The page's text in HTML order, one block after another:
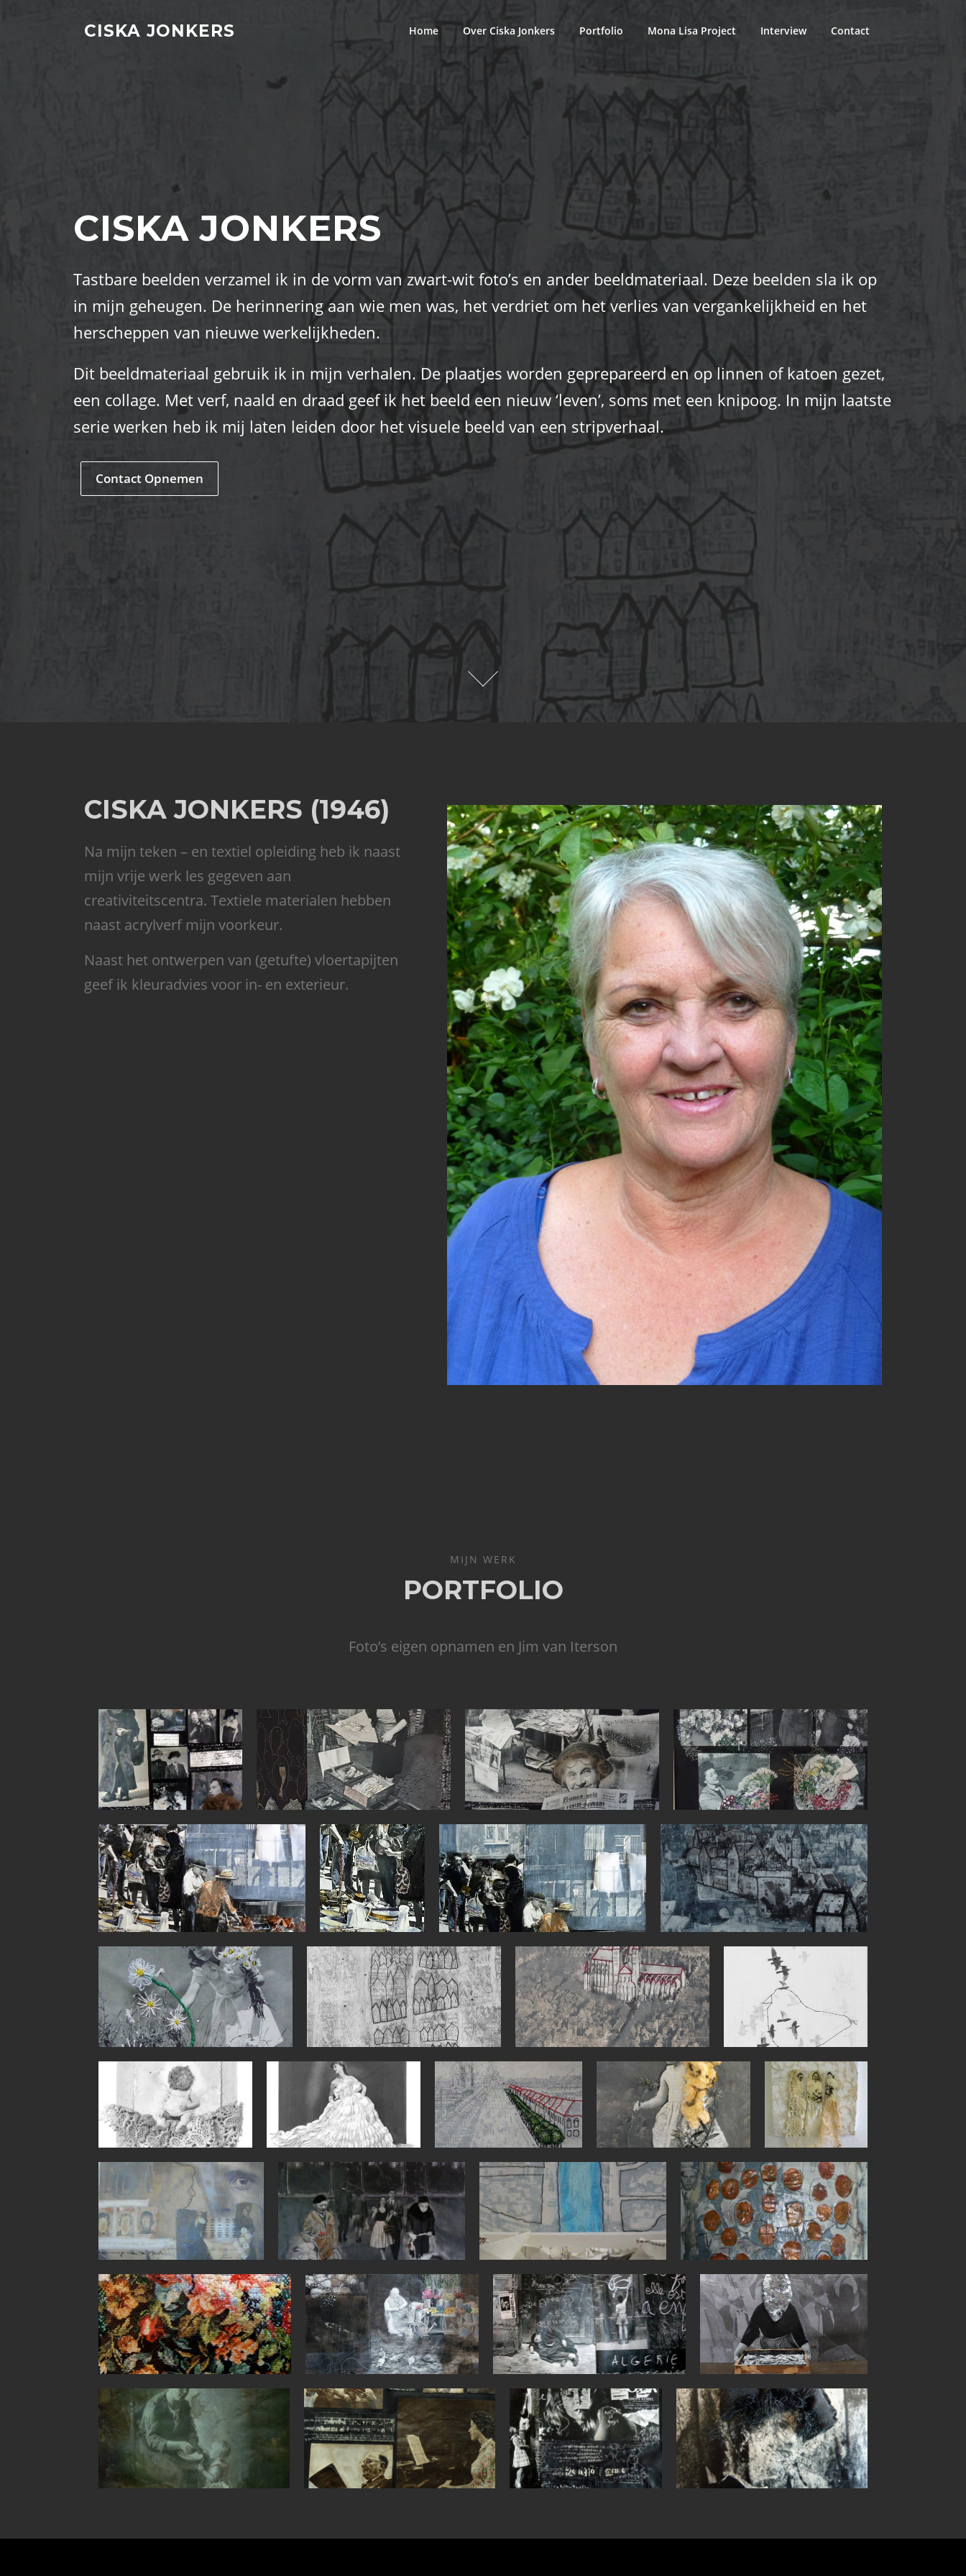
CISKA JONKERS Home Over Ciska Jonkers Portfolio Mona Lisa Project Interview Contact
CISKA JONKERS
Tastbare beelden verzamel ik in de vorm van zwart-wit foto’s en ander beeldmateriaal. Deze beelden sla ik op
in mijn geheugen. De herinnering aan wie men was, het verdriet om het verlies van vergankelijkheid en het
herscheppen van nieuwe werkelijkheden.
Dit beeldmateriaal gebruik ik in mijn verhalen. De plaatjes worden geprepareerd en op linnen of katoen gezet,
een collage. Met verf, naald en draad geef ik het beeld een nieuw ‘leven’, soms met een knipoog. In mijn laatste
serie werken heb ik mij laten leiden door het visuele beeld van een stripverhaal.
Contact Opnemen
CISKA JONKERS (1946)
Na mijn teken – en textiel opleiding heb ik naast
mijn vrije werk les gegeven aan
creativiteitscentra. Textiele materialen hebben
naast acrylverf mijn voorkeur.
Naast het ontwerpen van (getufte) vloertapijten
geef ik kleuradvies voor in- en exterieur.
MIJN WERK
PORTFOLIO
Foto’s eigen opnamen en Jim van Iterson
P1060312 visvrouw kranten lezen bloemenvrouwen
P1050569 (2) P1050568 (2) P1050571 (2) 010gr
029gr 033gr
047gr 045gr
043gr 061 055 050
057 060 058 064
vrouw met kind 1 P1050470 voor web P1030738